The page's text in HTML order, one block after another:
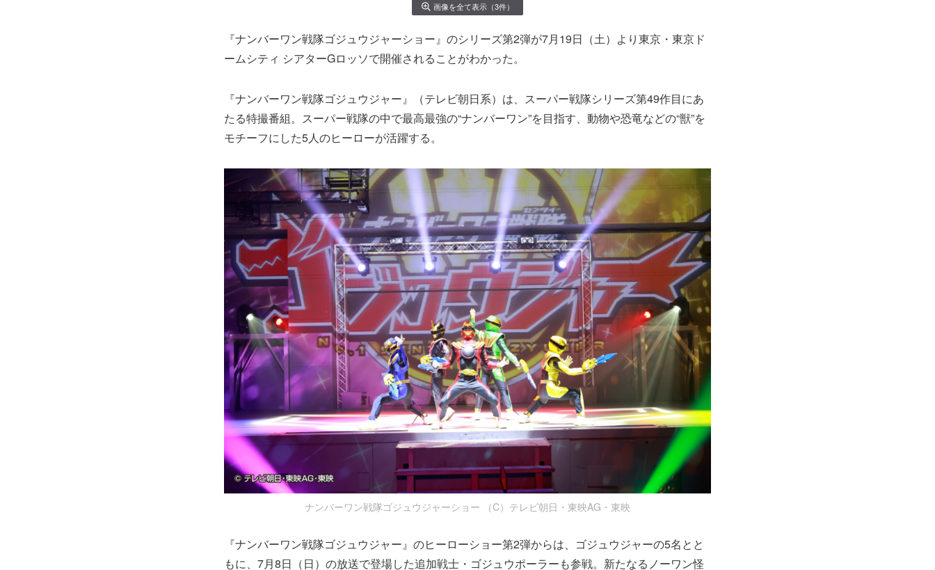
画像を全て表示（3件）
『ナンバーワン戦隊ゴジュウジャーショー』のシリーズ第2弾が7月19日（土）より東京・東京ド
ームシティ シアターGロッソで開催されることがわかった。
『ナンバーワン戦隊ゴジュウジャー』（テレビ朝日系）は、スーパー戦隊シリーズ第49作目にあ
たる特撮番組。スーパー戦隊の中で最高最強の“ナンバーワン”を目指す、動物や恐竜などの“獣”を
モチーフにした5人のヒーローが活躍する。
ナンバーワン戦隊ゴジュウジャーショー （C）テレビ朝日・東映AG・東映
『ナンバーワン戦隊ゴジュウジャー』のヒーローショー第2弾からは、ゴジュウジャーの5名とと
もに、7月8日（日）の放送で登場した追加戦士・ゴジュウポーラーも参戦。新たなるノーワン怪